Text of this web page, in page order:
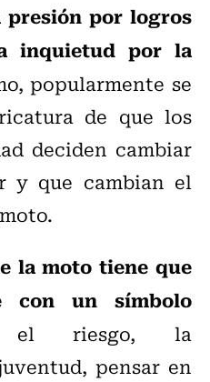
por logros
inquietud por la
popularmente se
de que los
deciden cambiar
y que cambian el
la moto tiene que
con un símbolo
riesgo, la
pensar en